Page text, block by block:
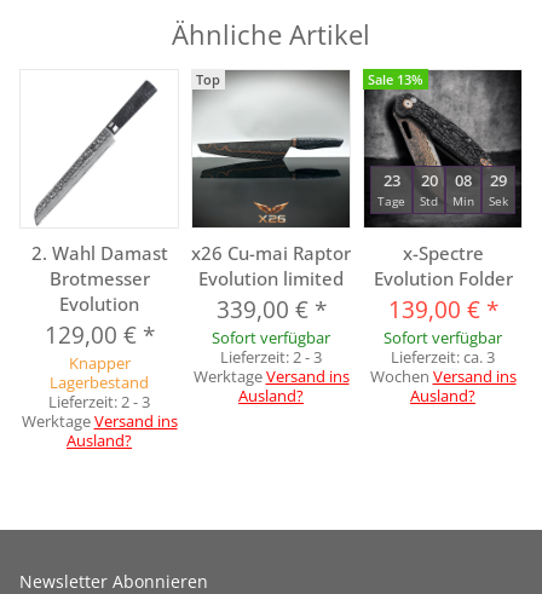
Ähnliche Artikel
2. Wahl Damast
Brotmesser
Evolution
129,00 € *
Knapper
Lagerbestand
Lieferzeit:2 - 3
WerktageVersand ins
Ausland?
Top
x26 Cu-mai Raptor
Evolution limited
339,00 € *
Sofort verfügbar
Lieferzeit:2 - 3
WerktageVersand ins
Ausland?
Sale 13%
23
Tage
20
Std
08
Min
28
Sek
x-Spectre
Evolution Folder
139,00 € *
Sofort verfügbar
Lieferzeit:ca. 3
Wochen Versand ins
Ausland?
Newsletter Abonnieren